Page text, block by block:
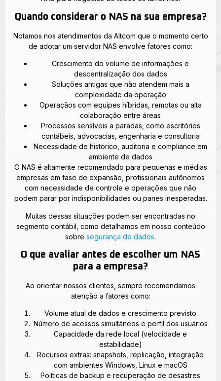
Quando considerar o NAS na sua empresa?
Notamos nos atendimentos da Altcom que o momento certo
de adotar um servidor NAS envolve fatores como:
Crescimento do volume de informações e
descentralização dos dados
Soluções antigas que não atendem mais a
complexidade da operação
Operaçãos com equipes híbridas, remotas ou alta
colaboração entre áreas
Processos sensíveis a paradas, como escritórios
contábeis, advocacias, engenharia e consultoria
Necessidade de histórico, auditoria e compliance em
ambiente de dados
O NAS é altamente recomendado para pequenas e médias
empresas em fase de expansão, profissionais autônomos
com necessidade de controle e operações que não
podem parar por indisponibilidades ou panes inesperadas.
Muitas dessas situações podem ser encontradas no
segmento contábil, como detalhamos em nosso conteúdo
sobre segurança de dados.
O que avaliar antes de escolher um NAS
para a empresa?
Ao orientar nossos clientes, sempre recomendamos
atenção a fatores como:
Volume atual de dados e crescimento previsto
Número de acessos simultâneos e perfil dos usuários
Capacidade da rede local (velocidade e
estabilidade)
Recursos extras: snapshots, replicação, integração
com ambientes Windows, Linux e macOS
Políticas de backup e recuperação de desastres